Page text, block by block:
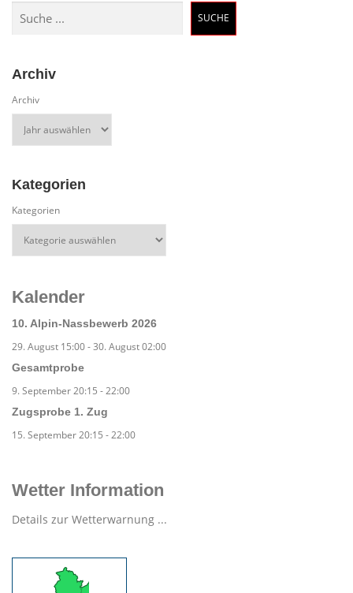
SUCHE
Archiv
Archiv
Kategorien
Kategorien
Kalender
10. Alpin-Nassbewerb 2026
29. August 15:00-30. August 02:00
Gesamtprobe
9. September 20:15 -22:00
Zugsprobe 1. Zug
15. September 20:15 -22:00
Wetter Information
Details zur Wetterwarnung ...